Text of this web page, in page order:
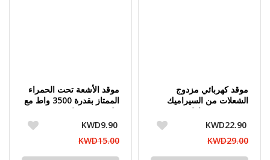
موقد كهربائي مزدوج
الشعلات من السيراميك
KWD22.90
KWD29.00
موقد الأشعة تحت الحمراء
الممتاز بقدرة 3500 واط مع
ملف تسخين كبير مزدوج
الطبقات
KWD9.90
KWD15.00